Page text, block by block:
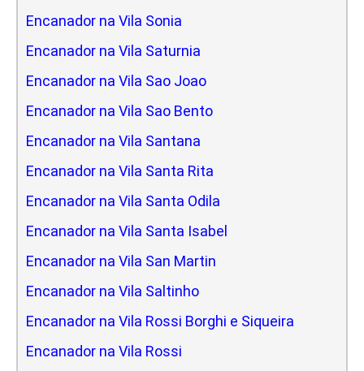
Encanador na Vila Sonia
Encanador na Vila Saturnia
Encanador na Vila Sao Joao
Encanador na Vila Sao Bento
Encanador na Vila Santana
Encanador na Vila Santa Rita
Encanador na Vila Santa Odila
Encanador na Vila Santa Isabel
Encanador na Vila San Martin
Encanador na Vila Saltinho
Encanador na Vila Rossi Borghi e Siqueira
Encanador na Vila Rossi